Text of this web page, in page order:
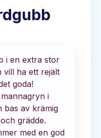
i en extra stor
vill ha ett rejält
goda!
i
bas av krämig
grädde.
med en god